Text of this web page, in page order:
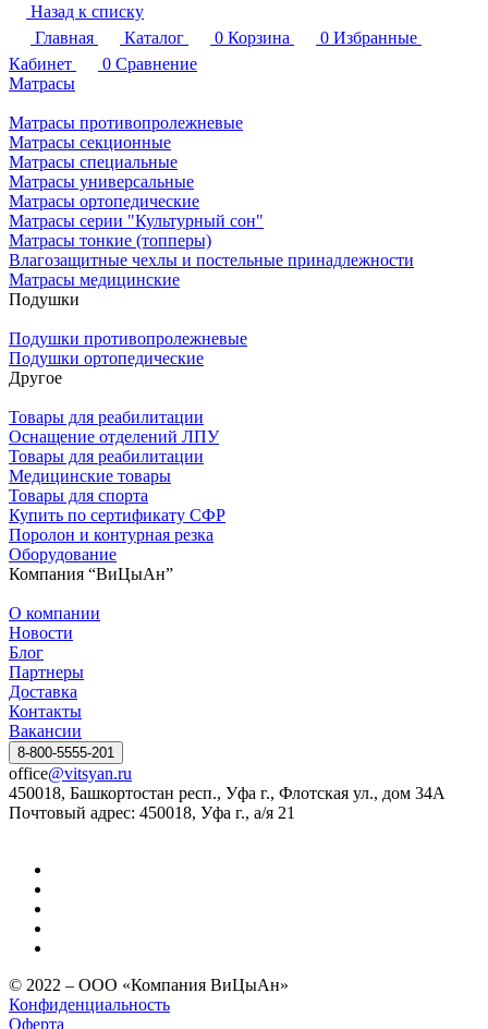
Назад к списку
Главная
Каталог 0 Корзина 0 Избранные
Кабинет
0 Сравнение
Матрасы
Матрасы противопролежневые
Матрасы секционные
Матрасы специальные
Матрасы универсальные
Матрасы ортопедические
Матрасы серии "Культурный сон"
Матрасы тонкие (топперы)
Влагозащитные чехлы и постельные принадлежности
Матрасы медицинские
Подушки
Подушки противопролежневые
Подушки ортопедические
Другое
Товары для реабилитации
Оснащение отделений ЛПУ
Товары для реабилитации
Медицинские товары
Товары для спорта
Купить по сертификату СФР
Поролон и контурная резка
Оборудование
Компания “ВиЦыАн”
О компании
Новости
Блог
Партнеры
Доставка
Контакты
Вакансии
8-800-5555-201
office@vitsyan.ru
450018, Башкортостан респ., Уфа г., Флотская ул., дом 34А
Почтовый адрес: 450018, Уфа г., а/я 21
© 2022 – ООО «Компания ВиЦыАн»
Конфиденциальность
Оферта